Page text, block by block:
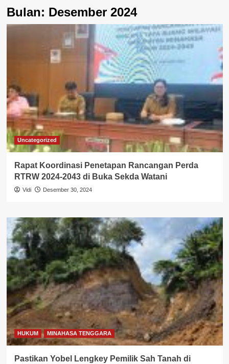
Bulan: Desember 2024
Uncategorized
Rapat Koordinasi Penetapan Rancangan Perda
RTRW 2024-2043 di Buka Sekda Watani
Vidi Desember 30, 2024
HUKUM MINAHASA TENGGARA
Pastikan Yobel Lengkey Pemilik Sah Tanah di